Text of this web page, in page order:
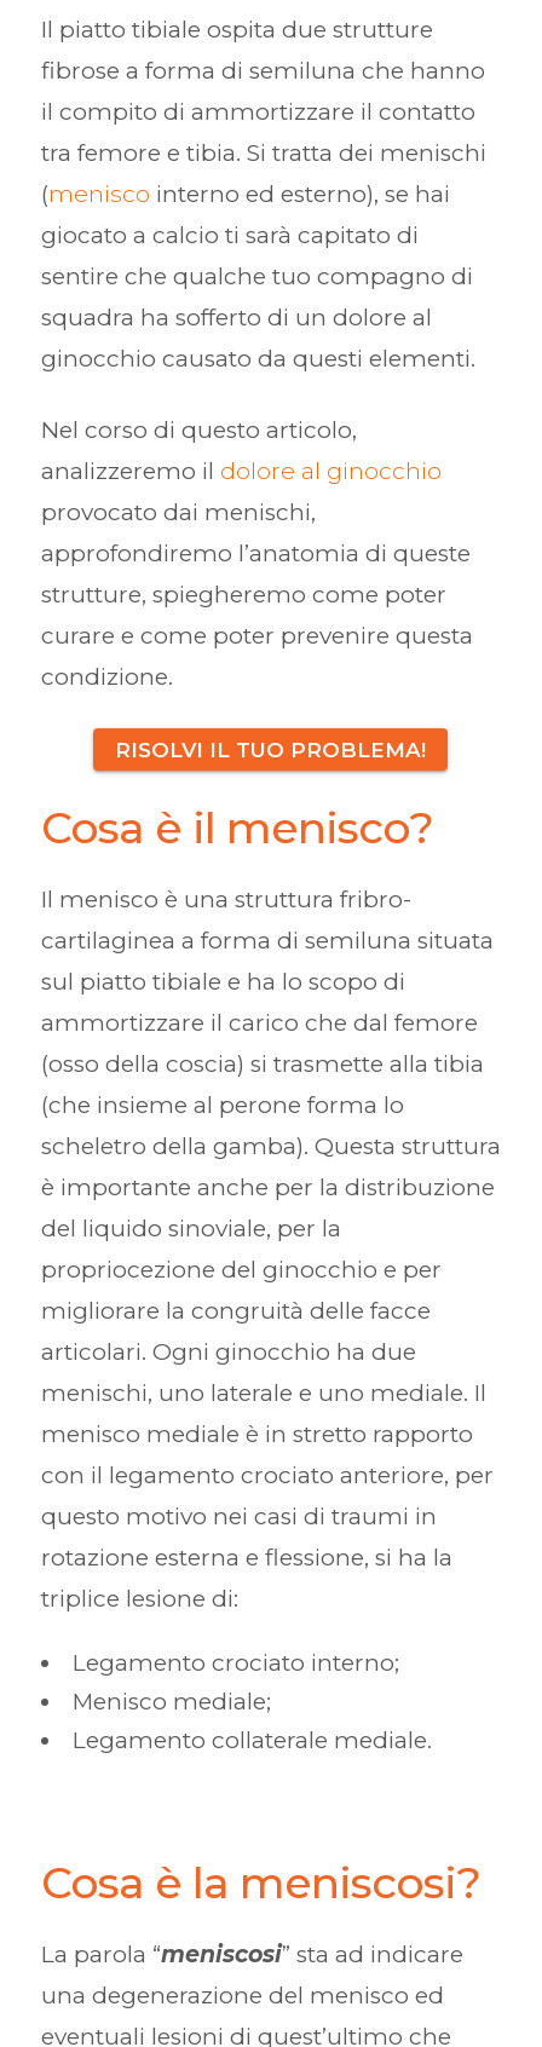
Il piatto tibiale ospita due strutture
fibrose a forma di semiluna che hanno
il compito di ammortizzare il contatto
tra femore e tibia. Si tratta dei menischi
(menisco interno ed esterno), se hai
giocato a calcio ti sarà capitato di
sentire che qualche tuo compagno di
squadra ha sofferto di un dolore al
ginocchio causato da questi elementi.
Nel corso di questo articolo,
analizzeremo il dolore al ginocchio
provocato dai menischi,
approfondiremo l’anatomia di queste
strutture, spiegheremo come poter
curare e come poter prevenire questa
condizione.
RISOLVI IL TUO PROBLEMA!
Cosa è il menisco?
Il menisco è una struttura fribro-
cartilaginea a forma di semiluna situata
sul piatto tibiale e ha lo scopo di
ammortizzare il carico che dal femore
(osso della coscia) si trasmette alla tibia
(che insieme al perone forma lo
scheletro della gamba). Questa struttura
è importante anche per la distribuzione
del liquido sinoviale, per la
propriocezione del ginocchio e per
migliorare la congruità delle facce
articolari. Ogni ginocchio ha due
menischi, uno laterale e uno mediale. Il
menisco mediale è in stretto rapporto
con il legamento crociato anteriore, per
questo motivo nei casi di traumi in
rotazione esterna e flessione, si ha la
triplice lesione di:
Legamento crociato interno;
Menisco mediale;
Legamento collaterale mediale.
Cosa è la meniscosi?
La parola “meniscosi” sta ad indicare
una degenerazione del menisco ed
eventuali lesioni di quest’ultimo che